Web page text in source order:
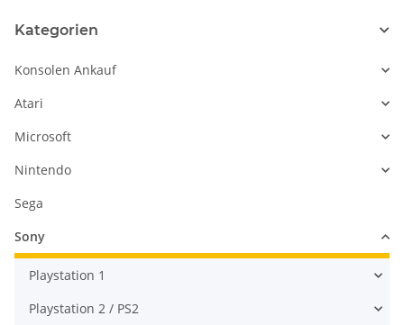
Kategorien
Konsolen Ankauf
Atari
Microsoft
Nintendo
Sega
Sony
Playstation 1
Playstation 2 / PS2